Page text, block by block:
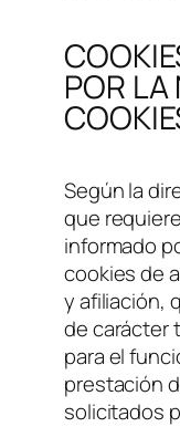
POR LA
Según la
que
informado
cookies de
y afiliación,
de carácter
para el
prestación
solicitados